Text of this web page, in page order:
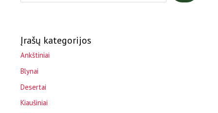
Įrašų kategorijos
Ankštiniai
Blynai
Desertai
Kiaušiniai